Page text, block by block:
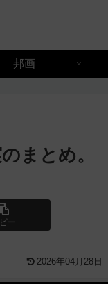
邦画
まとめ。
ー
2026年04月28日